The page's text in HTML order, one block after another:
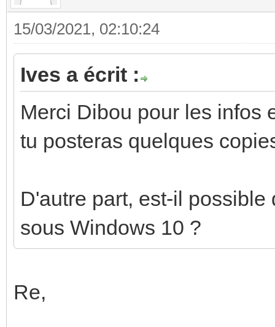
15/03/2021, 02:10:24
Ives a écrit :
Merci Dibou pour les infos
tu posteras quelques
D'autre part, est-il
sous Windows 10 ?
Re,